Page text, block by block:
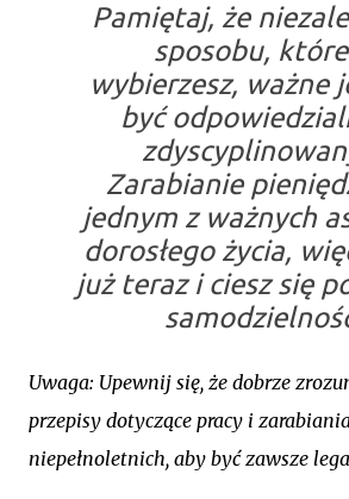
Pamiętaj, że
sposobu,
wybierzesz, ważne
być
Zarabianie
jednym z ważnych
dorosłego życia,
już teraz i ciesz się
Uwaga: Upewnij się, że dobrze
przepisy dotyczące pracy i
niepełnoletnich, aby być zawsze